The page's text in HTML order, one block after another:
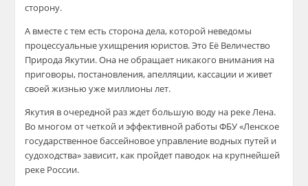
сторону.
А вместе с тем есть сторона дела, которой неведомы
процессуальные ухищрения юристов. Это Её Величество
Природа Якутии. Она не обращает никакого внимания на
приговоры, постановления, апелляции, кассации и живет
своей жизнью уже миллионы лет.
Якутия в очередной раз ждет большую воду на реке Лена.
Во многом от четкой и эффективной работы ФБУ «Ленское
государственное бассейновое управление водных путей и
судоходства» зависит, как пройдет паводок на крупнейшей
реке России.